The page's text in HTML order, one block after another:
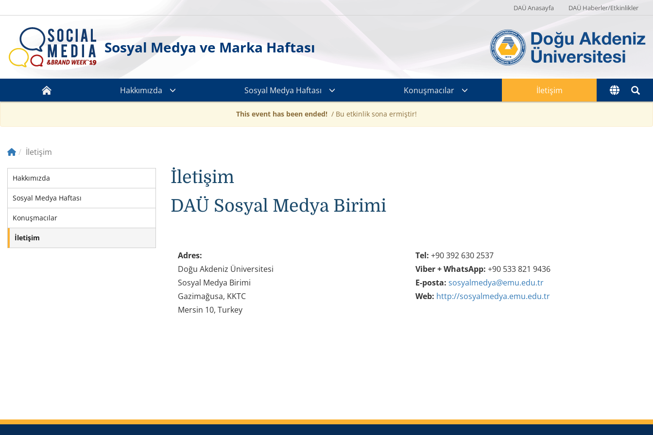
DAÜ Anasayfa DAÜ Haberler/Etkinlikler
Sosyal Medya ve Marka Haftası
Hakkımızda Sosyal Medya Haftası Konuşmacılar İletişim
This event has been ended! / Bu etkinlik sona ermiştir!
İletişim
Hakkımızda
Sosyal Medya Haftası
Konuşmacılar
İletişim
İletişim
DAÜ Sosyal Medya Birimi
Adres:
Doğu Akdeniz Üniversitesi
Sosyal Medya Birimi
Gazimağusa, KKTC
Mersin 10, Turkey
Tel: +90 392 630 2537
Viber + WhatsApp: +90 533 821 9436
E-posta: sosyalmedya@emu.edu.tr
Web: http://sosyalmedya.emu.edu.tr